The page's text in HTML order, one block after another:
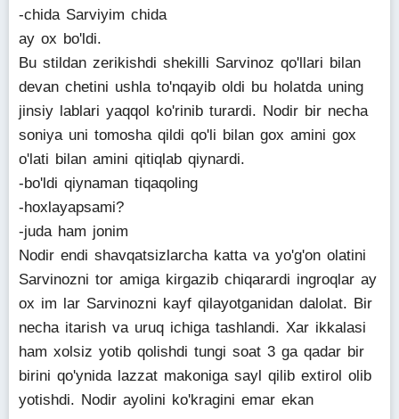
-chida Sarviyim chida
ay ox bo'ldi.
Bu stildan zerikishdi shekilli Sarvinoz qo'llari bilan
devan chetini ushla to'nqayib oldi bu holatda uning
jinsiy lablari yaqqol ko'rinib turardi. Nodir bir necha
soniya uni tomosha qildi qo'li bilan gox amini gox
o'lati bilan amini qitiqlab qiynardi.
-bo'ldi qiynaman tiqaqoling
-hoxlayapsami?
-juda ham jonim
Nodir endi shavqatsizlarcha katta va yo'g'on olatini
Sarvinozni tor amiga kirgazib chiqarardi ingroqlar ay
ox im lar Sarvinozni kayf qilayotganidan dalolat. Bir
necha itarish va uruq ichiga tashlandi. Xar ikkalasi
ham xolsiz yotib qolishdi tungi soat 3 ga qadar bir
birini qo'ynida lazzat makoniga sayl qilib extirol olib
yotishdi. Nodir ayolini ko'kragini emar ekan